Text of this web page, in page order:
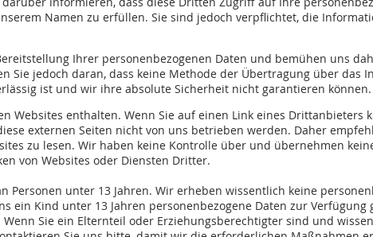
Namen zu erfüllen. Sie sind jedoch verpflichtet, die
Ihrer personenbezogenen Daten und bemühen uns
Sie jedoch daran, dass keine Methode der Übertragung über das
ist und wir ihre absolute Sicherheit nicht garantieren können.
Websites enthalten. Wenn Sie auf einen Link eines Drittanbieters
externen Seiten nicht von uns betrieben werden. Daher
zu lesen. Wir haben keine Kontrolle über und übernehmen
von Websites oder Diensten Dritter.
Personen unter 13 Jahren. Wir erheben wissentlich keine
ein Kind unter 13 Jahren personenbezogene Daten zur
Sie ein Elternteil oder Erziehungsberechtigter sind und